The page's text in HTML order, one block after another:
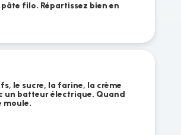
filo. Répartissez bien en
le sucre, la farine, la crème
un batteur électrique. Quand
moule.